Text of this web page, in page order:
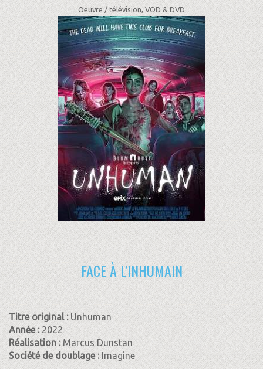
Oeuvre / télévision, VOD & DVD
FACE À L'INHUMAIN
Titre original : Unhuman
Année : 2022
Réalisation :Marcus Dunstan
Société de doublage :Imagine